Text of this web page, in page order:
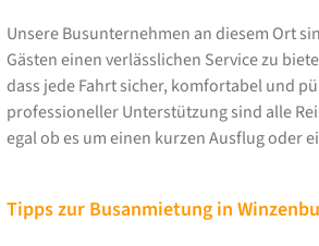
Unsere Busunternehmen an diesem Ort
Gästen einen verlässlichen Service zu
dass jede Fahrt sicher, komfortabel und
professioneller Unterstützung sind alle
egal ob es um einen kurzen Ausflug oder
Tipps zur Busanmietung in